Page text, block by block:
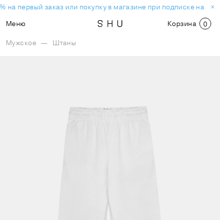
на первый заказ или покупку в магазине при подписке на
Меню
Корзина 0
Мужское — Штаны